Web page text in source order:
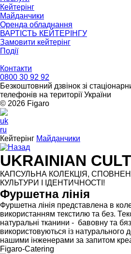
Кейтерінг
Майданчики
Оренда обладнання
ВАРТІСТЬ КЕЙТЕРІНГУ
Замовити кейтерінг
Події
Контакти
0800 30 92 92
Безкоштовний дзвінок зі
телефонів на території України
© 2026 Figarо
uk
ru
Кейтерінг Майданчики
Назад
UKRAINIAN
КАПСУЛЬНА КОЛЕКЦІЯ,
КУЛЬТУРИ І ІДЕНТИЧНОСТІ!
Фуршетна лінія
Фуршетна лінія представлена в
використанням текстилю та без.
натуральні тканини - бавовну та
використовуються із натурального
нашими інженерами за запитом
Figaro-Catering